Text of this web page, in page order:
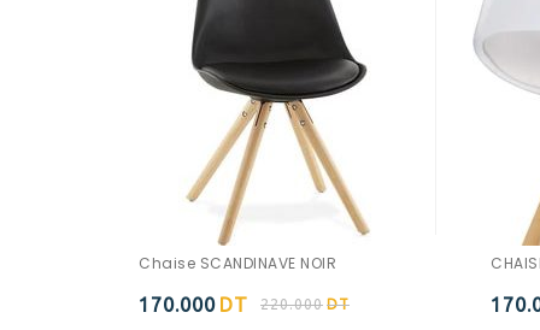
Chaise SCANDINAVE NOIR
220.000 DT
170.000 DT